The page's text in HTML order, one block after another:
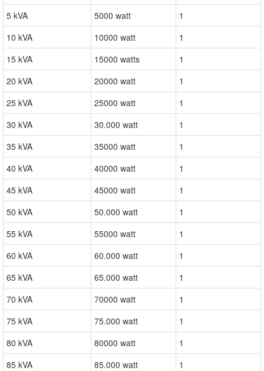
5 kVA
5000 watt
1
10 kVA
10000 watt
1
15 kVA
15000 watts
1
20 kVA
20000 watt
1
25 kVA
25000 watt
1
30 kVA
30.000 watt
1
35 kVA
35000 watt
1
40 kVA
40000 watt
1
45 kVA
45000 watt
1
50 kVA
50.000 watt
1
55 kVA
55000 watt
1
60 kVA
60.000 watt
1
65 kVA
65.000 watt
1
70 kVA
70000 watt
1
75 kVA
75.000 watt
1
80 kVA
80000 watt
1
85 kVA
85.000 watt
1